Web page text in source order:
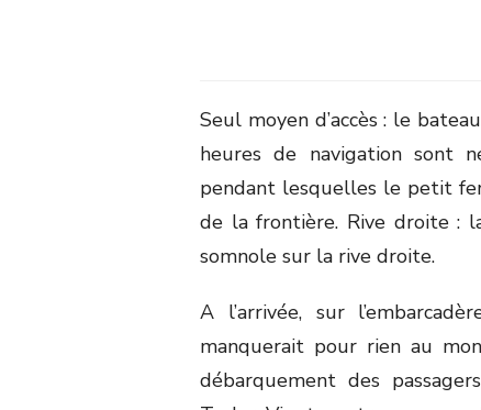
Seul moyen d’accès : le
heures de navigation sont
pendant lesquelles le petit
de la frontière. Rive droite :
somnole sur la rive droite.
A l’arrivée, sur
manquerait pour rien au
débarquement des